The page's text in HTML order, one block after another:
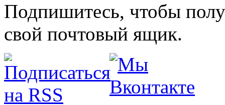
Подпишитесь, чтобы
свой почтовый ящик.